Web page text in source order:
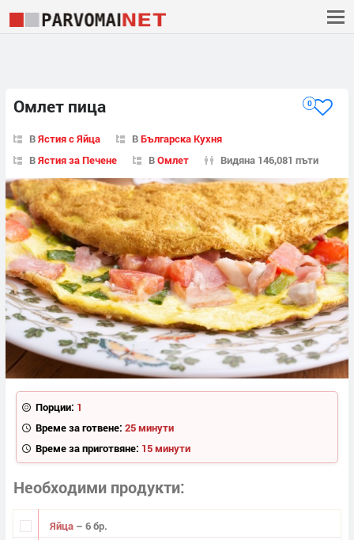
Омлет пица 0
ВЯстия с Яйца ВБългарска Кухня
ВЯстия за Печене ВОмлет Видяна 146,081 пъти
Порции: 1
Време за готвене: 25 минути
Време за приготвяне: 15 минути
Необходими продукти
Яйца – 6 бр.